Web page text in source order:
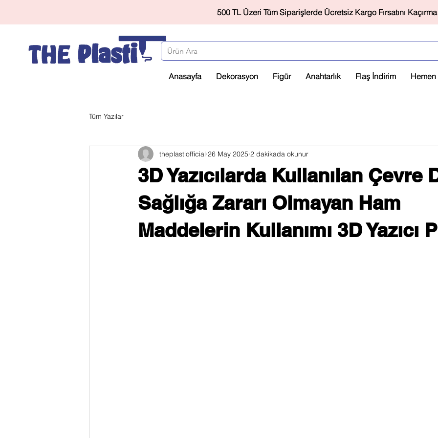
500 TL Üzeri Tüm Siparişlerde Ücretsiz Kargo Fırsatını
Anasayfa Dekorasyon Figür Anahtarlık Flaş İndirim
Tüm Yazılar
3D Yazıcılarda Kullanılan Çevre
Sağlığa Zararı Olmayan Ham
Maddelerin Kullanımı 3D Yazıcı
theplastiofficial 26 May 2025 2 dakikada okunur